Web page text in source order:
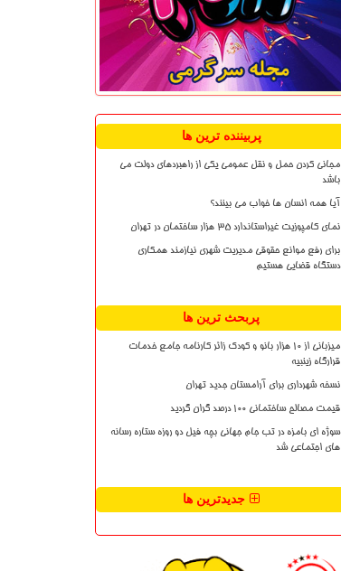
پربیننده ترین ها
مجانی کردن حمل و نقل عمومی یکی از راهبردهای دولت می
باشد
آیا همه انسان ها خواب می بینند؟
نمای کامپوزیت غیراستاندارد ۳۵ هزار ساختمان در تهران
برای رفع موانع حقوقی مدیریت شهری نیازمند همکاری
دستگاه قضایی هستیم
پربحث ترین ها
میزبانی از ۱۰ هزار بانو و کودک زائر کارنامه جامع خدمات
قرارگاه زینبیه
نسخه شهرداری برای آرامستان جدید تهران
قیمت مصالح ساختمانی ۱۰۰ درصد گران گردید
سوژه ای بامزه در تب جام جهانی بچه فیل دو روزه ستاره رسانه
های اجتماعی شد
جدیدترین ها